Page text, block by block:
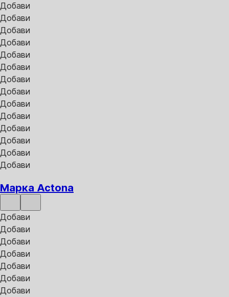
Добави
Добави
Добави
Добави
Добави
Добави
Добави
Добави
Добави
Добави
Добави
Добави
Добави
Добави
Марка Actona
Добави
Добави
Добави
Добави
Добави
Добави
Добави